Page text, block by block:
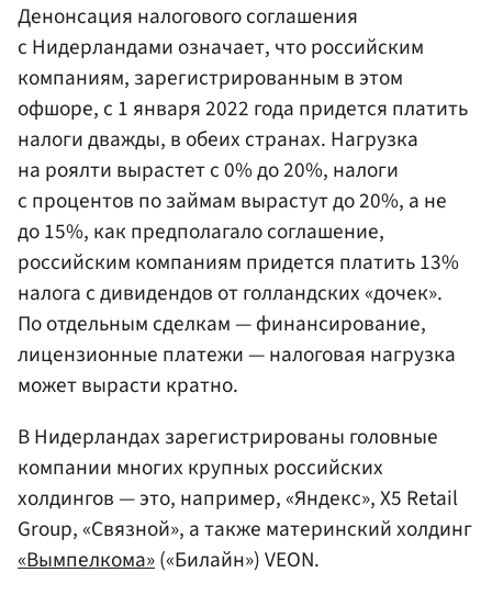
Денонсация налогового соглашения
с Нидерландами означает, что российским
компаниям, зарегистрированным в этом
офшоре, с 1 января 2022 года придется платить
налоги дважды, в обеих странах. Нагрузка
на роялти вырастет с 0% до 20%, налоги
с процентов по займам вырастут до 20%, а не
до 15%, как предполагало соглашение,
российским компаниям придется платить 13%
налога с дивидендов от голландских «дочек».
По отдельным сделкам — финансирование,
лицензионные платежи — налоговая нагрузка
может вырасти кратно.
В Нидерландах зарегистрированы головные
компании многих крупных российских
холдингов — это, например, «Яндекс», X5 Retail
Group, «Связной», а также материнский холдинг
«Вымпелкома»(«Билайн») VEON.